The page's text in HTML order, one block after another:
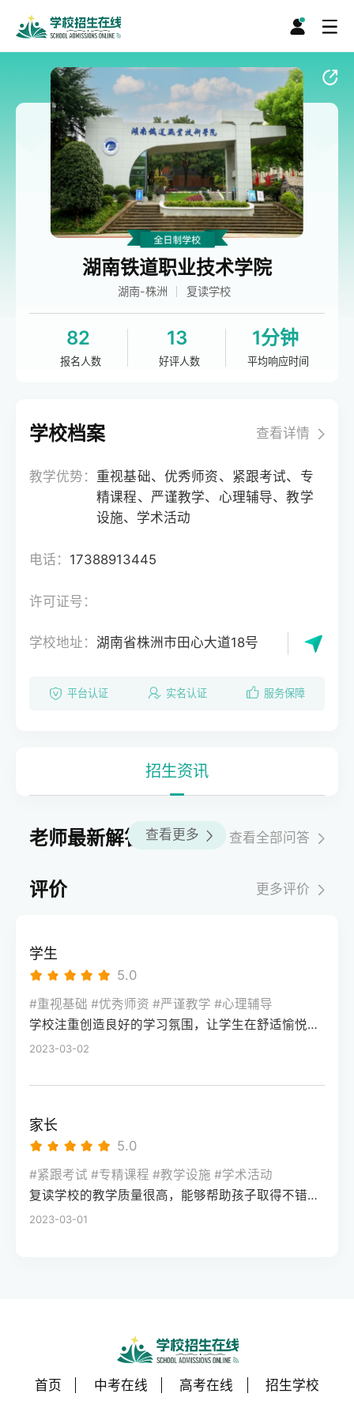
湖南铁道职业技术学院
湖南-株洲 复读学校
82
报名人数
13
好评人数
1分钟
平均响应时间
学校档案 查看详情
教学优势： 重视基础、优秀师资、紧跟考试、专
精课程、严谨教学、心理辅导、教学
设施、学术活动
电话： 17388913445
许可证号：
学校地址：湖南省株洲市田心大道18号
平台认证 实名认证 服务保障
招生资讯
查看更多
老师最新解答 查看全部问答
评价 更多评价
学生
5.0
#重视基础 #优秀师资 #严谨教学 #心理辅导
学校注重创造良好的学习氛围，让学生在舒适愉悦的环境中学习。这种氛围可以让学生更加投入学习，提高学习效率，同时也有利于培养学生的自律能力。
2023-03-02
家长
5.0
#紧跟考试 #专精课程 #教学设施 #学术活动
复读学校的教学质量很高，能够帮助孩子取得不错的成绩，同时学习氛围也很好，孩子能够在舒适的环境中学习。我会向其他家长推荐这所学校。
2023-03-01
首页 中考在线 高考在线 招生学校